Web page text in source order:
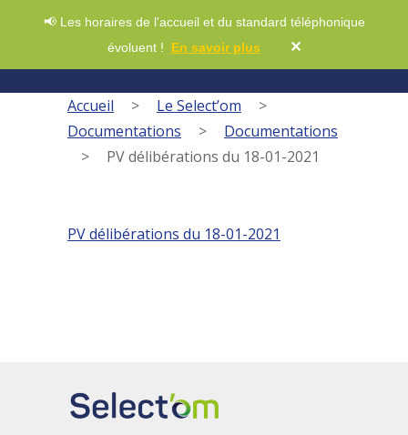
📢 Les horaires de l'accueil et du standard téléphonique
évoluent ! En savoir plus ✕
Accueil > Le Select’om
>
Documentations
>
Documentations
>
PV délibérations du 18-01-2021
PV délibérations du 18-01-2021